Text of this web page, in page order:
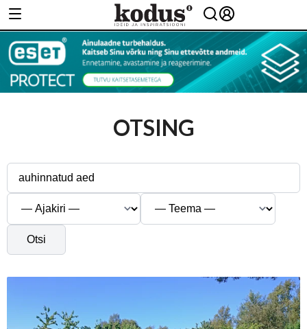
OTSING
Otsi